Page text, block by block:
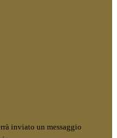
inviato un messaggio